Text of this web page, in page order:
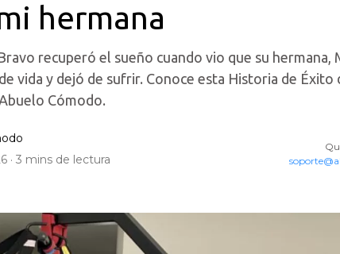
hermana
recuperó el sueño cuando vio que su hermana,
vida y dejó de sufrir. Conoce esta Historia de Éxito
Cómodo.
· 3 mins de lectura